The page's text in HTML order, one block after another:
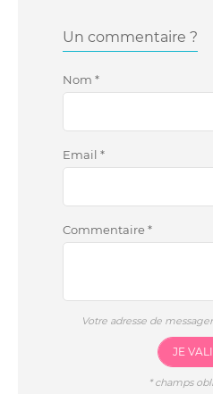
Un commentaire ?
Nom *
Email *
Commentaire*
Votre adresse de
JE
*champs